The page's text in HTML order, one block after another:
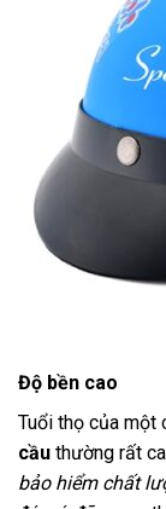
Độ bền cao
Tuổi thọ của một
cầu thường rất
bảo hiểm chất